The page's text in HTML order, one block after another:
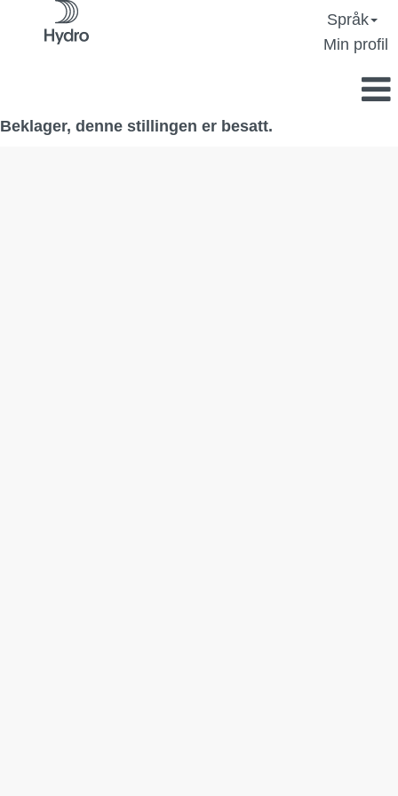
Språk
Min profil
Beklager, denne stillingen er besatt.